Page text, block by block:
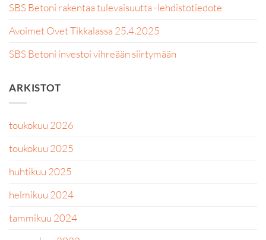
SBS Betoni rakentaa tulevaisuutta -lehdistötiedote
Avoimet Ovet Tikkalassa 25.4.2025
SBS Betoni investoi vihreään siirtymään
ARKISTOT
toukokuu 2026
toukokuu 2025
huhtikuu 2025
helmikuu 2024
tammikuu 2024